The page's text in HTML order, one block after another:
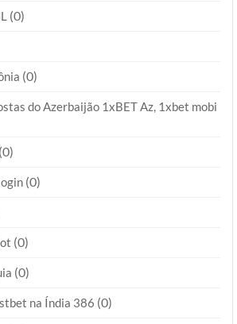
(0)
(0)
do Azerbaijão 1xBET Az, 1xbet mobi
(0)
(0)
(0)
(0)
na Índia 386 (0)